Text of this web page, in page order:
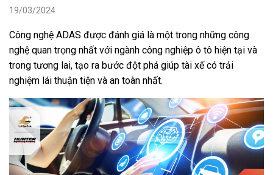
19/03/2024
Công nghệ ADAS được đánh giá là một trong những công
nghệ quan trọng nhất với ngành công nghiệp ô tô hiện tại và
trong tương lai, tạo ra bước đột phá giúp tài xế có trải
nghiệm lái thuận tiện và an toàn nhất.